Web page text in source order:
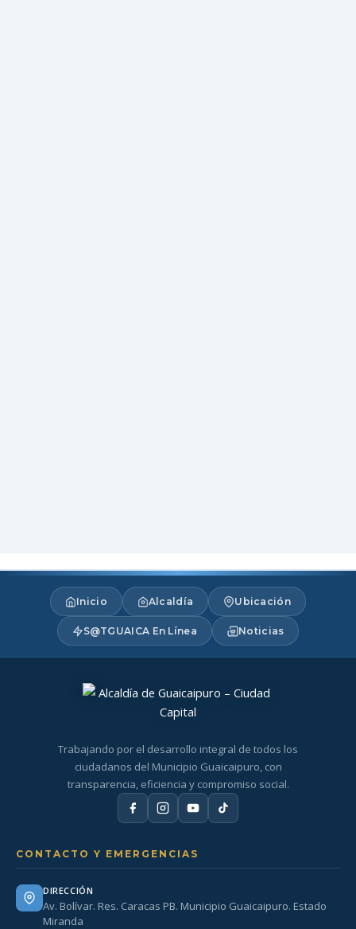
Inicio Alcaldía Ubicación
S@TGUAICA En Línea Noticias
Trabajando por el desarrollo integral de todos los
ciudadanos del Municipio Guaicaipuro, con
transparencia, eficiencia y compromiso social.
CONTACTO Y EMERGENCIAS
DIRECCIÓN
Av. Bolívar. Res. Caracas PB. Municipio Guaicaipuro. Estado
Miranda